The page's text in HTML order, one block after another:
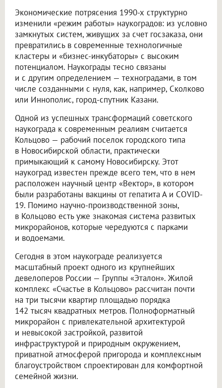
Экономические потрясения 1990-х структурно
изменили «режим работы» наукоградов: из условно
замкнутых систем, живущих за счет госзаказа, они
превратились в современные технологичные
кластеры и «бизнес-инкубаторы» с высоким
потенциалом. Наукограды тесно связаны
и с другим определением — техноградами, в том
числе созданными с нуля, как, например, Сколково
или Иннополис, город-спутник Казани.
Одной из успешных трансформаций советского
наукограда к современным реалиям считается
Кольцово — рабочий поселок городского типа
в Новосибирской области, практически
примыкающий к самому Новосибирску. Этот
наукоград известен прежде всего тем, что в нем
расположен научный центр «Вектор», в котором
были разработаны вакцины от гепатита А и COVID-
19. Помимо научно-производственной зоны,
в Кольцово есть уже знакомая система развитых
микрорайонов, которые чередуются с парками
и водоемами.
Сегодня в этом наукограде реализуется
масштабный проект одного из крупнейших
девелоперов России — Группы «Эталон». Жилой
комплекс «Счастье в Кольцово» рассчитан почти
на три тысячи квартир площадью порядка
142 тысяч квадратных метров. Полноформатный
микрорайон с привлекательной архитектурой
и невысокой застройкой, развитой
инфраструктурой и природным окружением,
приватной атмосферой пригорода и комплексным
благоустройством спроектирован для комфортной
семейной жизни.